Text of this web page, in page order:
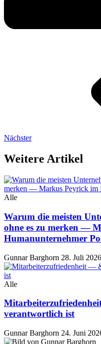
Nächster
Weitere Artikel
Alle
Warum die meisten
ohne es zu merken —
Humanunternehmer
Gunnar Barghorn 28. Juli 2026
Alle
verantwortlich ist
Gunnar Barghorn 24. Juni